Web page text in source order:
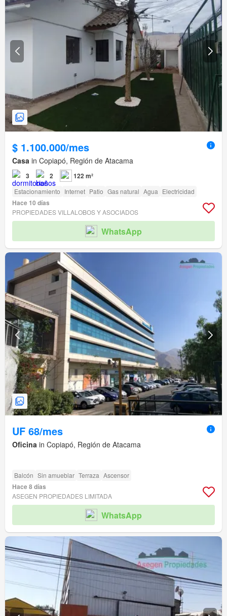
$ 1.100.000/mes
Casa in Copiapó, Región de Atacama
3 2 122 m²
Estacionamiento Internet Patio Gas natural Agua Electricidad
Hace 10 días
PROPIEDADES VILLALOBOS Y ASOCIADOS
WhatsApp
UF 68/mes
Oficina in Copiapó, Región de Atacama
Balcón Sin amueblar Terraza Ascensor
Hace 8 días
ASEGEN PROPIEDADES LIMITADA
WhatsApp